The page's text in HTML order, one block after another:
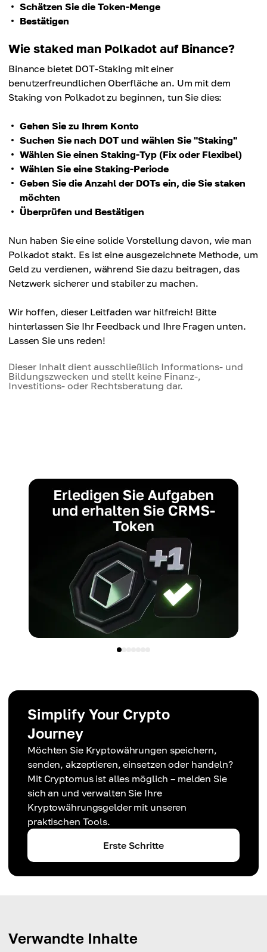
Schätzen Sie die Token-Menge
Bestätigen
Wie staked man Polkadot auf Binance?
Binance bietet DOT-Staking mit einer
benutzerfreundlichen Oberfläche an. Um mit dem
Staking von Polkadot zu beginnen, tun Sie dies:
Gehen Sie zu Ihrem Konto
Suchen Sie nach DOT und wählen Sie "Staking"
Wählen Sie einen Staking-Typ (Fix oder Flexibel)
Wählen Sie eine Staking-Periode
Geben Sie die Anzahl der DOTs ein, die Sie staken
möchten
Überprüfen und Bestätigen
Nun haben Sie eine solide Vorstellung davon, wie man
Polkadot stakt. Es ist eine ausgezeichnete Methode, um
Geld zu verdienen, während Sie dazu beitragen, das
Netzwerk sicherer und stabiler zu machen.
Wir hoffen, dieser Leitfaden war hilfreich! Bitte
hinterlassen Sie Ihr Feedback und Ihre Fragen unten.
Lassen Sie uns reden!
Dieser Inhalt dient ausschließlich Informations- und
Bildungszwecken und stellt keine Finanz-,
Investitions- oder Rechtsberatung dar.
Simplify Your Crypto
Journey
Möchten Sie Kryptowährungen speichern,
senden, akzeptieren, einsetzen oder handeln?
Mit Cryptomus ist alles möglich – melden Sie
sich an und verwalten Sie Ihre
Kryptowährungsgelder mit unseren
praktischen Tools.
Erste Schritte
Verwandte Inhalte